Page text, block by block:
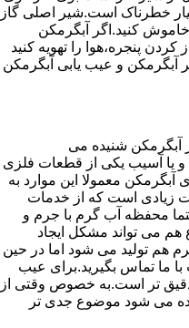
خطرناک است.شیر اصلی گاز
کنید.اگر آبگرمکن
کردن پنجره،هوا را تهویه کنید
و عیب یابی آبگرمکن
آبگرمکن شنیده می
آسیب یکی از قطعات فلزی
معمولا این موارد به
زیادی است که از خدمات
محفظه آب گرم با جرم و
می تواند مشکل ایجاد
هم تولید می شود اما در حین
ما تماس بگیرید.برای عیب
دقیق تر است.به خصوص وقتی از
می شود موضوع جدی تر